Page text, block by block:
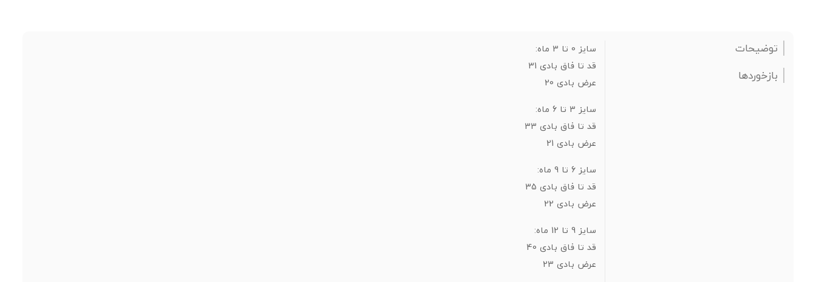
توضیحات
بازخوردها
سایز 0 تا 3 ماه:
قد تا فاق بادی 31
عرض بادی 20
سایز 3 تا 6 ماه:
قد تا فاق بادی 33
عرض بادی 21
سایز 6 تا 9 ماه:
قد تا فاق بادی 35
عرض بادی 22
سایز 9 تا 12 ماه:
قد تا فاق بادی 40
عرض بادی 23